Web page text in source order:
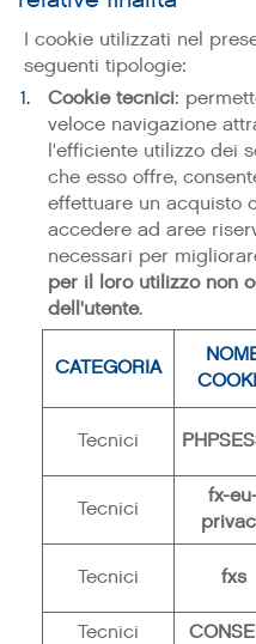
I cookie utilizzati nel
seguenti tipologie:
Cookie tecnici:
veloce navigazione
l'efficiente utilizzo dei
che esso offre,
effettuare un acquisto
accedere ad aree
necessari per
per il loro utilizzo non
dell'utente.
CATEGORIA
Tecnici
Tecnici
fx-
Tecnici fxs
Tecnici